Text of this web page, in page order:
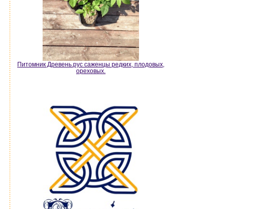
Питомник Древень.рус саженцы редких, плодовых,
ореховых.